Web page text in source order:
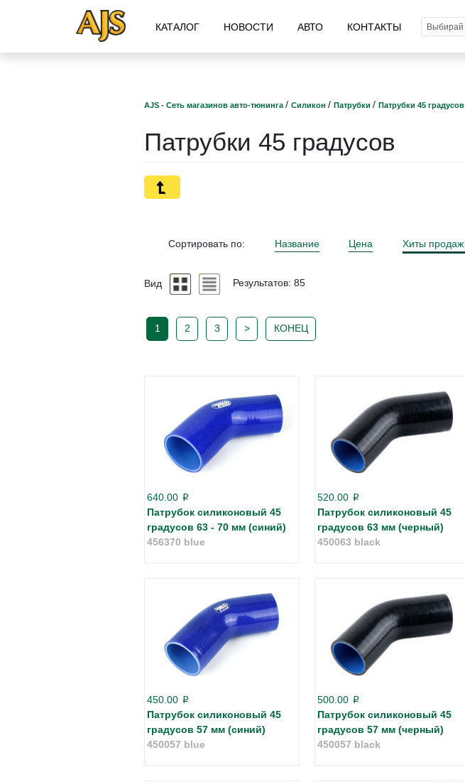
КАТАЛОГ НОВОСТИ АВТО КОНТАКТЫ
AJS - Сеть магазинов авто-тюнинга / Силикон / Патрубки / Патрубки 45 градусов
Патрубки 45 градусов
Сортировать по: Название Цена Хиты продаж
Вид Результатов: 85
1 2 3 > КОНЕЦ
640.00 p
Патрубок силиконовый 45
градусов 63 - 70 мм (синий)
456370 blue
520.00 p
Патрубок силиконовый 45
градусов 63 мм (черный)
450063 black
450.00 p
Патрубок силиконовый 45
градусов 57 мм (синий)
450057 blue
500.00 p
Патрубок силиконовый 45
градусов 57 мм (черный)
450057 black